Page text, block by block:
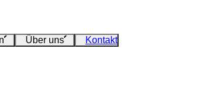
Über uns Kontakt